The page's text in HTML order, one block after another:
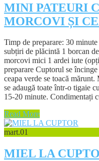
MINI PATEURI
MORCOVI ȘI
Timp de preparare: 30
subțiri de plăcintă 1 borcan
morcovi mici 1 ardei iute
preparare Cuptorul se
ceapa verde se toacă
se adaugă toate într-o tigaie
15-20 minute. Condimentați
Read More
mart.01
MIEL LA